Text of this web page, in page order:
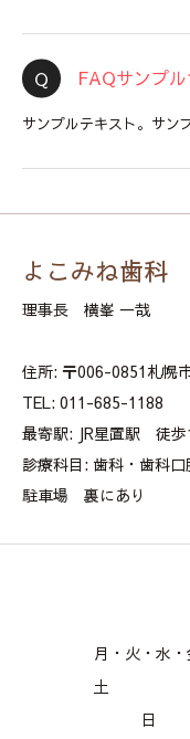
FAQサンプル
サンプルテキスト。サン
よこみね歯科
理事長 横峯 一哉
住所: 〒006-0851札幌
TEL: 011-685-1188
最寄駅: JR星置駅 徒歩
診療科目: 歯科・歯科
駐車場 裏にあり
月・火・水
土
日